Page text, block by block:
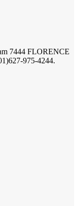
7444 FLORENCE
975-4244.